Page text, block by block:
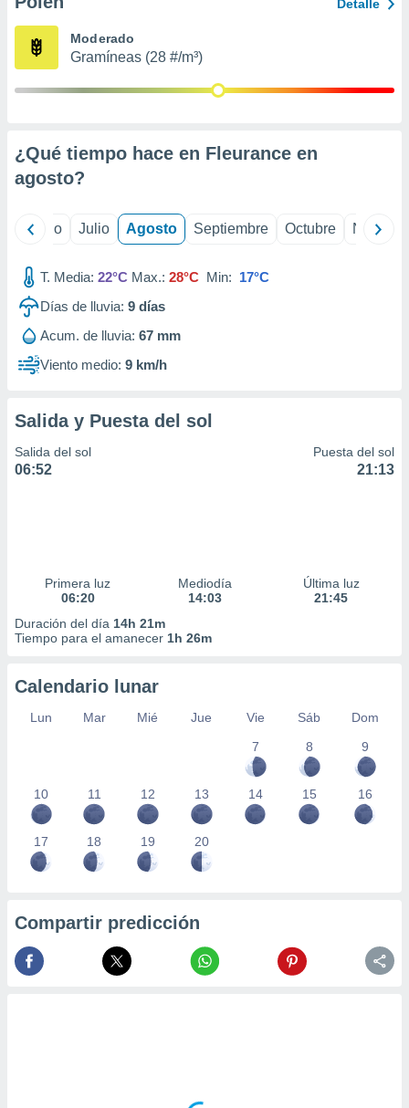
publicidad
1199
Detalle
Moderado
Gramíneas (28 #/m³)
¿Qué tiempo hace en Fleurance en
agosto?
Junio Julio Agosto Septiembre Octubre
T. Media: 22°C Max.: 28°C Min: 17°C
Días de lluvia: 9 días
Acum. de lluvia: 67 mm
Viento medio: 9 km/h
Salida y Puesta del sol
Salida del sol
06:52
Puesta del sol
21:13
Primera luz
06:20
Mediodía
14:03
Última luz
21:45
Duración del día 14h 21m
Tiempo para el amanecer 1h 26m
Calendario lunar
Lun Mar Mié Jue Vie Sáb
Dom
7
8 9
10 11 12 13 14 15 16
17 18 19 20
Compartir predicción